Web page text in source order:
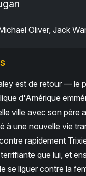
Oliver, Jack
est de retour — le
d'Amérique
ville avec son père
à une nouvelle vie
rapidement
que lui, et
se liguer contre la